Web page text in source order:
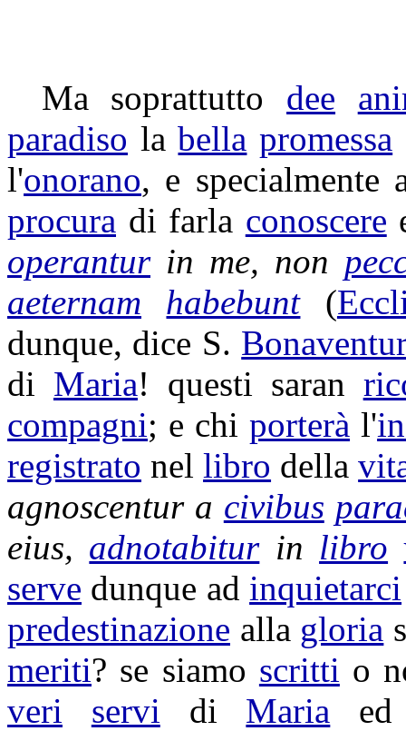
Ma soprattutto dee
paradiso labella promessa
l'onorano, e
procura di farla conoscere
operanturin me, non
aeternam
habebunt (
dunque, dice S.
di Maria! questi saran
compagni; e chiporterà l'
registrato nellibro della
agnoscentura civibus
eius, adnotabiturin libro
serve dunque ad inquietarci
predestinazione alla gloria
meriti? se siamo scritti o
veri
servi di Maria